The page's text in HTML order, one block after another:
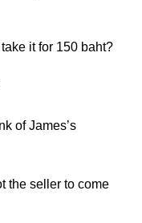
it for 150 baht?
of James’s
the seller to come